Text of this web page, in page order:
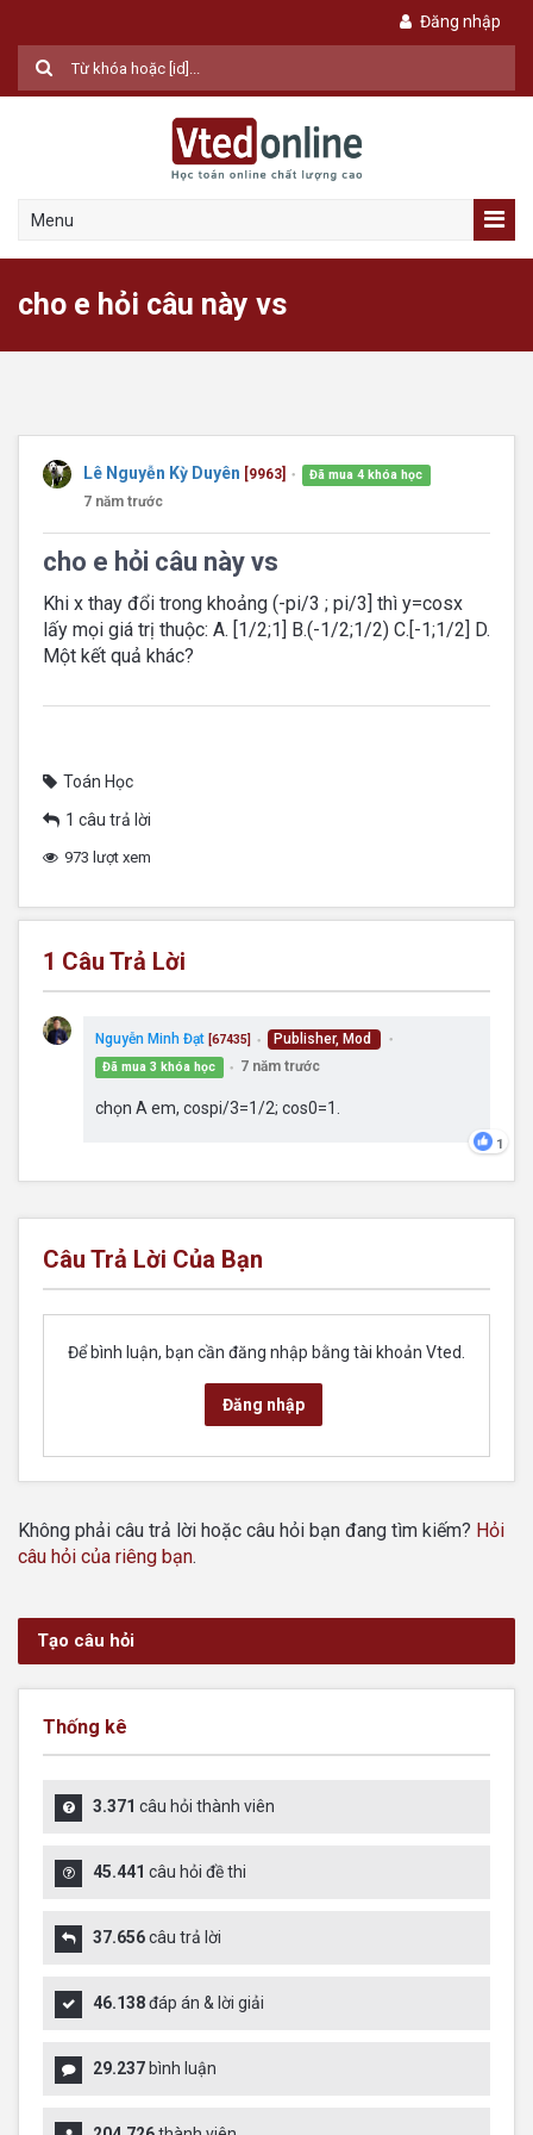
Đăng nhập
Menu
cho e hỏi câu này vs
Lê Nguyễn Kỳ Duyên [9963] ● Đã mua 4 khóa học
7 năm trước
cho e hỏi câu này vs
Khi x thay đổi trong khoảng (-pi/3 ; pi/3] thì y=cosx
lấy mọi giá trị thuộc: A. [1/2;1] B.(-1/2;1/2) C.[-1;1/2] D.
Một kết quả khác?
Toán Học
1 câu trả lời
973 lượt xem
1 Câu Trả Lời
Nguyễn Minh Đạt [67435] ● Publisher, Mod ●
Đã mua 3 khóa học ● 7 năm trước
chọn A em, cospi/3=1/2; cos0=1.
1
Câu Trả Lời Của Bạn
Để bình luận, bạn cần đăng nhập bằng tài khoản Vted.
Đăng nhập
Không phải câu trả lời hoặc câu hỏi bạn đang tìm kiếm? Hỏi
câu hỏi của riêng bạn.
Tạo câu hỏi
Thống kê
3.371 câu hỏi thành viên
45.441 câu hỏi đề thi
37.656câu trả lời
46.138đáp án & lời giải
29.237 bình luận